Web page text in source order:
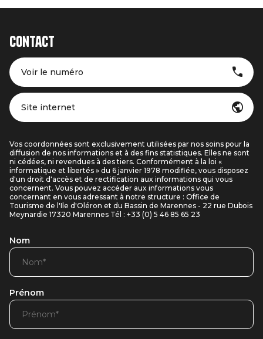
Contact
Voir le numéro
Site internet
Vos coordonnées sont exclusivement utilisées par nos soins pour la
diffusion de nos informations et à des fins statistiques. Elles ne sont
ni cédées, ni revendues à des tiers. Conformément à la loi «
informatique et libertés » du 6 janvier 1978 modifiée, vous disposez
d'un droit d'accès et de rectification aux informations qui vous
concernent. Vous pouvez accéder aux informations vous
concernant en vous adressant à notre structure : Office de
Tourisme de l'Ile d'Oléron et du Bassin de Marennes - 22 rue Dubois
Meynardie 17320 Marennes Tél : +33 (0) 5 46 85 65 23
Nom
Prénom